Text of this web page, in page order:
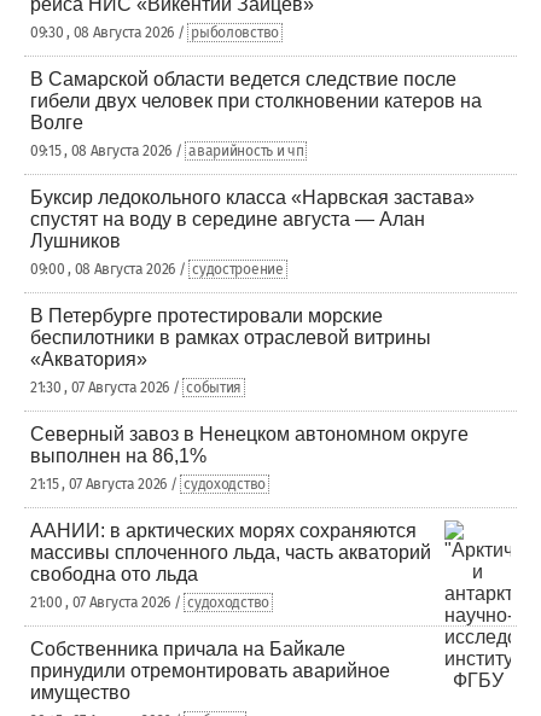
рейса НИС «Викентий Зайцев»
09:30 , 08 Августа 2026 / рыболовство
В Самарской области ведется следствие после
гибели двух человек при столкновении катеров на
Волге
09:15 , 08 Августа 2026 / аварийность и чп
Буксир ледокольного класса «Нарвская застава»
спустят на воду в середине августа — Алан
Лушников
09:00 , 08 Августа 2026 / судостроение
В Петербурге протестировали морские
беспилотники в рамках отраслевой витрины
«Акватория»
21:30 , 07 Августа 2026 / события
Северный завоз в Ненецком автономном округе
выполнен на 86,1%
21:15 , 07 Августа 2026 / судоходство
ААНИИ: в арктических морях сохраняются
массивы сплоченного льда, часть акваторий
свободна ото льда
21:00 , 07 Августа 2026 / судоходство
Собственника причала на Байкале
принудили отремонтировать аварийное
имущество